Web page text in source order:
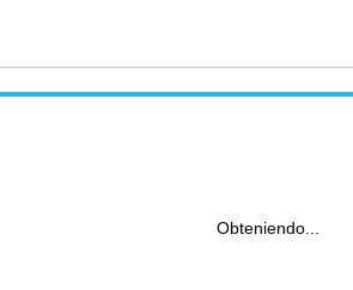
Obteniendo...